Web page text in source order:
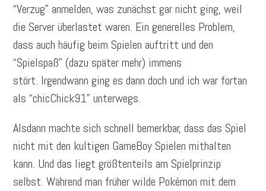
“Verzug” anmelden, was zunächst gar nicht ging, weil
die Server überlastet waren. Ein generelles Problem,
dass auch häufig beim Spielen auftritt und den
“Spielspaß” (dazu später mehr) immens
stört. Irgendwann ging es dann doch und ich war fortan
als “chicChick91” unterwegs.
Alsdann machte sich schnell bemerkbar, dass das Spiel
nicht mit den kultigen GameBoy Spielen mithalten
kann. Und das liegt größtenteils am Spielprinzip
selbst. Während man früher wilde Pokémon mit dem